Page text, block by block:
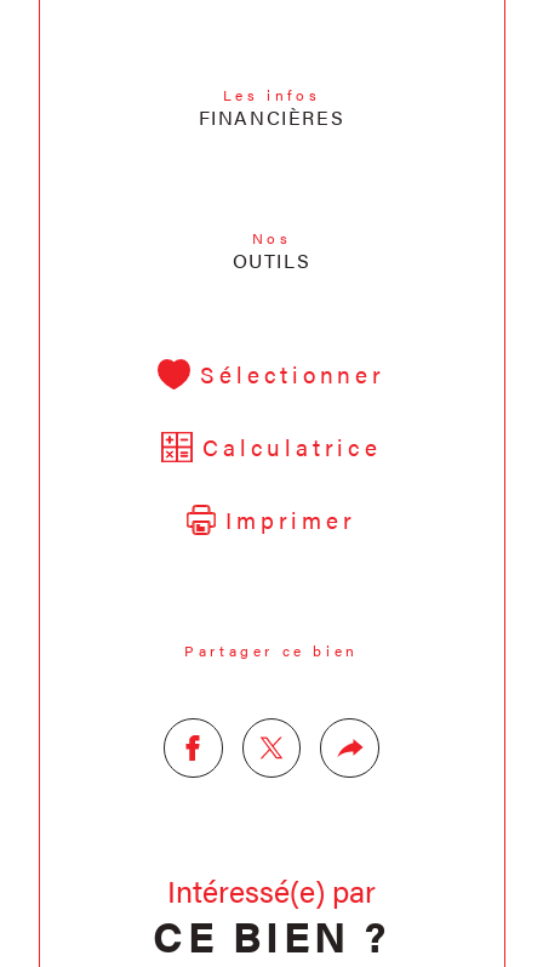
Les infos
FINANCIÈRES
Nos
OUTILS
Sélectionner
Calculatrice
Imprimer
Partager ce bien
Intéressé(e) par
CE BIEN ?